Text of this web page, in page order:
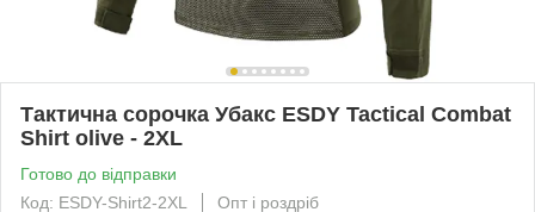
Тактична сорочка Убакс ESDY Tactical Combat
Shirt olive - 2XL
Готово до відправки
Код: ESDY-Shirt2-2XL
Опт і роздріб